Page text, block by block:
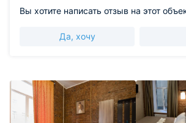
Вы хотите написать отзыв на этот
Да, хочу